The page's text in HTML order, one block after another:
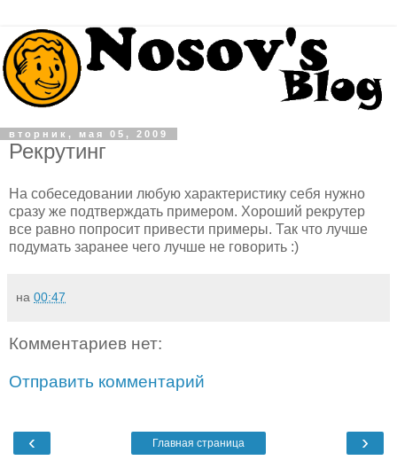
вторник, мая 05, 2009
Рекрутинг
На собеседовании любую характеристику себя нужно
сразу же подтверждать примером. Хороший рекрутер
все равно попросит привести примеры. Так что лучше
подумать заранее чего лучше не говорить :)
на 00:47
Комментариев нет:
Отправить комментарий
‹ ›
Главная страница